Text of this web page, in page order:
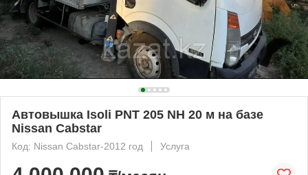
Автовышка Isoli PNT 205 NH 20 м на базе
Nissan Cabstar
Код: Nissan Cabstar-2012 год Услуга